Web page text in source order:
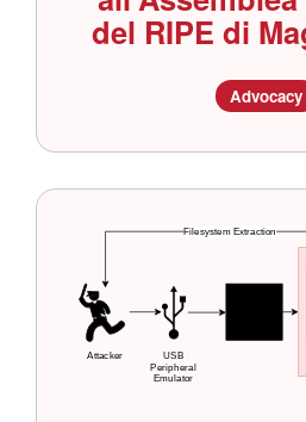
del RIPE di
Advocacy